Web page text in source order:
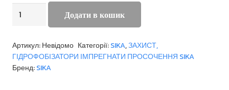
Sikagard
кількість
Додати в кошик
Артикул:Невідомо Категорії:SIKA,ЗАХИСТ,
ГІДРОФОБІЗАТОРИ ІМПРЕГНАТИ ПРОСОЧЕННЯ SIKA
Бренд:SIKA